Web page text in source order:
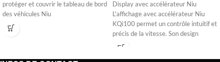
protéger et couvrir le tableau de bord
des véhicules Niu
Display avec accélérateur Niu
L'affichage avec accélérateur Niu
KQi100 permet un contrôle intuitif et
précis de la vitesse. Son design